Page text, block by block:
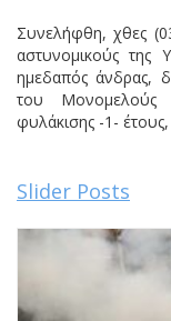
Συνελήφθη, χθες
αστυνομικούς της
ημεδαπός άνδρας,
του Μονομελούς
φυλάκισης -1- έτους,
Slider Posts